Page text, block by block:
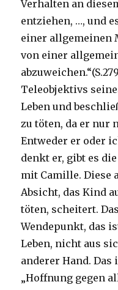
Verhalten an
entziehen, …, und
einer allgemeinen
von einer
Teleobjektivs
Leben und
zu töten, da er nur
Entweder er oder
denkt er, gibt es
mit Camille. Diese
Absicht, das Kind
töten, scheitert.
Wendepunkt, das
Leben, nicht aus
anderer Hand.
„Hoffnung gegen